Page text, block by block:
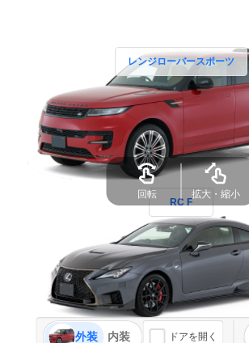
レンジローバースポーツ
RC F
外装 内装 ドアを開く